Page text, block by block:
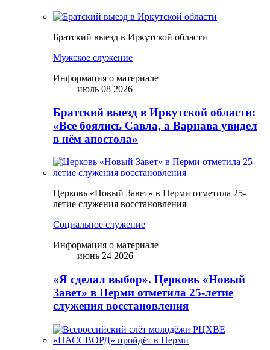
Братский выезд в Иркутской области
Мужское служение
Информация о материале
июль 08 2026
Братский выезд в Иркутской области:
«Все боялись Савла, а Варнава увидел
в нём апостола»
Церковь «Новый Завет» в Перми отметила 25-
летие служения восстановления
Социальное служение
Информация о материале
июнь 24 2026
«Я сделал выбор». Церковь «Новый
Завет» в Перми отметила 25-летие
служения восстановления